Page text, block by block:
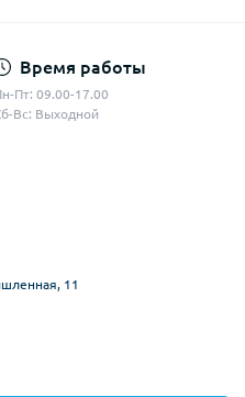
Время работы
Пт: 09.00-17.00
Вс: Выходной
11